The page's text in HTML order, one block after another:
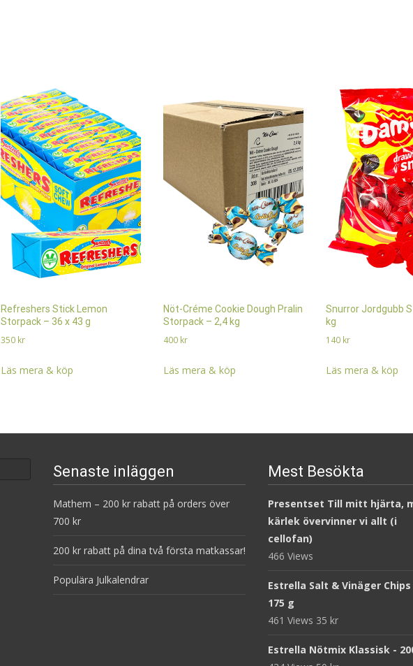
Refreshers Stick Lemon
Storpack – 36 x 43 g
350 kr
Läs mera & köp
Nöt-Créme Cookie Dough Pralin
Storpack – 2,4 kg
400 kr
Läs mera & köp
Snurror Jordgubb
kg
140 kr
Läs mera & köp
Senaste inläggen
Mathem – 200 kr rabatt på orders över
700 kr
200 kr rabatt på dina två första matkassar!
Populära Julkalendrar
Mest Besökta
Presentset Till mitt hjärta,
kärlek övervinner vi allt (i
cellofan)
466 Views
Estrella Salt & Vinäger Chips
175 g
461 Views 35 kr
Estrella Nötmix Klassisk -